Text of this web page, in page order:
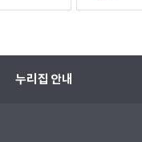
누리집 안내